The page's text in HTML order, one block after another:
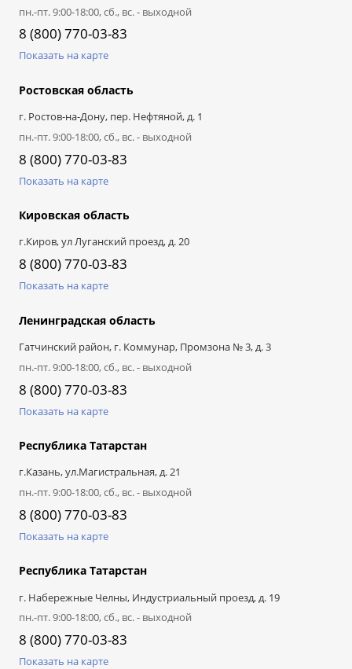
пн.-пт. 9:00-18:00, сб., вс. - выходной
8 (800) 770-03-83
Показать на карте
Ростовская область
г. Ростов-на-Дону, пер. Нефтяной, д. 1
пн.-пт. 9:00-18:00, сб., вс. - выходной
8 (800) 770-03-83
Показать на карте
Кировская область
г.Киров, ул Луганский проезд, д. 20
8 (800) 770-03-83
Показать на карте
Ленинградская область
Гатчинский район, г. Коммунар, Промзона № 3, д. 3
пн.-пт. 9:00-18:00, сб., вс. - выходной
8 (800) 770-03-83
Показать на карте
Республика Татарстан
г.Казань, ул.Магистральная, д. 21
пн.-пт. 9:00-18:00, сб., вс. - выходной
8 (800) 770-03-83
Показать на карте
Республика Татарстан
г. Набережные Челны, Индустриальный проезд, д. 19
пн.-пт. 9:00-18:00, сб., вс. - выходной
8 (800) 770-03-83
Показать на карте